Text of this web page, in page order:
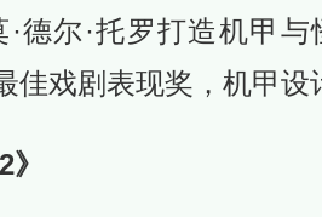
德尔·托罗打造机甲
佳戏剧表现奖，机甲